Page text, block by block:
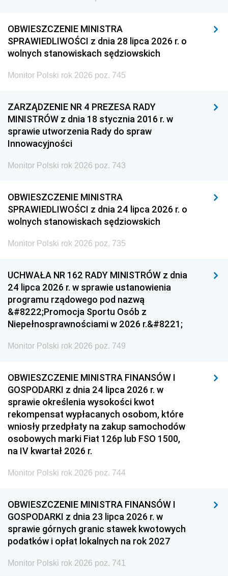
OBWIESZCZENIE MINISTRA
SPRAWIEDLIWOŚCI z dnia 28 lipca 2026 r. o
wolnych stanowiskach sędziowskich
Monitor Polski rok 2026 poz. 745
ZARZĄDZENIE NR 4 PREZESA RADY
MINISTRÓW z dnia 18 stycznia 2016 r. w
sprawie utworzenia Rady do spraw
Innowacyjności
Monitor Polski rok 2026 poz. 743
OBWIESZCZENIE MINISTRA
SPRAWIEDLIWOŚCI z dnia 24 lipca 2026 r. o
wolnych stanowiskach sędziowskich
Monitor Polski rok 2026 poz. 735
UCHWAŁA NR 162 RADY MINISTRÓW z dnia
24 lipca 2026 r. w sprawie ustanowienia
programu rządowego pod nazwą
&#8222;Promocja Sportu Osób z
Niepełnosprawnościami w 2026 r.&#8221;
Monitor Polski rok 2026 poz. 749
OBWIESZCZENIE MINISTRA FINANSÓW I
GOSPODARKI z dnia 24 lipca 2026 r. w
sprawie określenia wysokości kwot
rekompensat wypłacanych osobom, które
wniosły przedpłaty na zakup samochodów
osobowych marki Fiat 126p lub FSO 1500,
na IV kwartał 2026 r.
Monitor Polski rok 2026 poz. 744
OBWIESZCZENIE MINISTRA FINANSÓW I
GOSPODARKI z dnia 23 lipca 2026 r. w
sprawie górnych granic stawek kwotowych
podatków i opłat lokalnych na rok 2027
Monitor Polski rok 2026 poz. 741